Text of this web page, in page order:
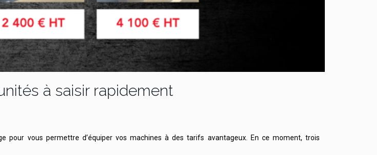
à saisir rapidement
pour vous permettre d’équiper vos machines à des tarifs avantageux. En ce moment, trois